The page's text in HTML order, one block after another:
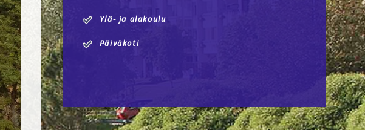
Ylä- ja alakoulu
Päiväkoti